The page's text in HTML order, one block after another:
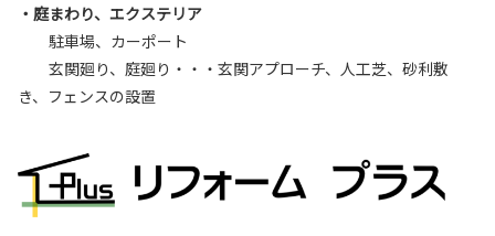
・庭まわり、エクステリア
駐車場、カーポート
玄関廻り、庭廻り・・・玄関アプローチ、人工芝、砂利敷
き、フェンスの設置